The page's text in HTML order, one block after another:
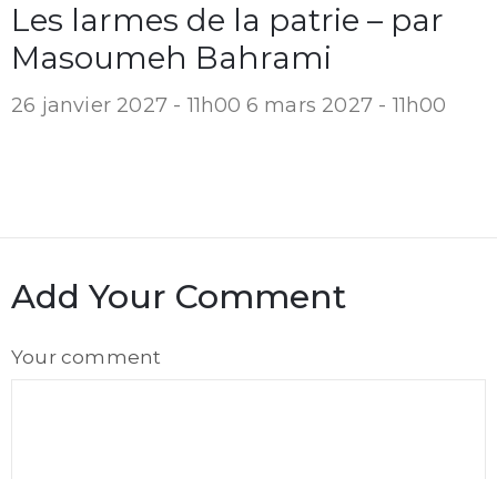
Les larmes de la patrie – par
Masoumeh Bahrami
26 janvier 2027 - 11h00 6 mars 2027 - 11h00
Add Your Comment
Your comment